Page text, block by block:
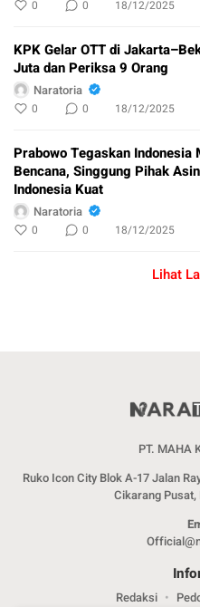
0 0 18/12/2025
KPK Gelar OTT di
Juta dan Periksa 9 Orang
Naratoria
0 0 18/12/2025
Prabowo Tegaskan Indonesia
Bencana, Singgung Pihak
Indonesia Kuat
Naratoria
0 0 18/12/2025
Lihat
PT. MAHA
Ruko Icon City Blok A-17 Jalan
Cikarang
Redaksi